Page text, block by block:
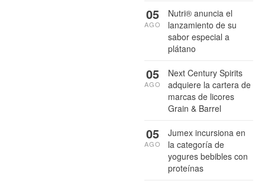
Nutri® anuncia el
lanzamiento de su
sabor especial a
plátano
05
AGO
Next Century Spirits
adquiere la cartera de
marcas de licores
Grain & Barrel
05
AGO
Jumex incursiona en
la categoría de
yogures bebibles con
proteínas
05
AGO